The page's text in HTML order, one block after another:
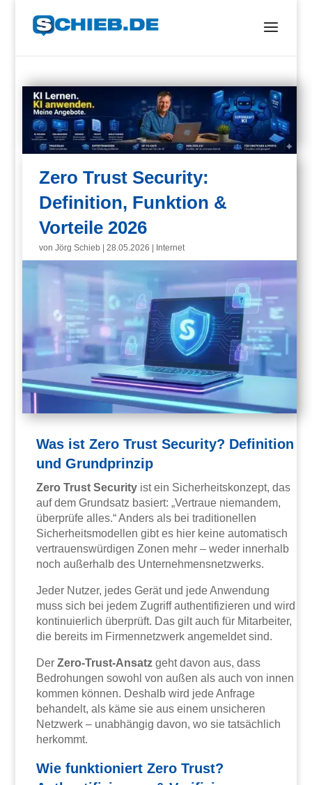
Zero Trust Security:
Definition, Funktion &
Vorteile 2026
vonJörg Schieb |28.05.2026 Internet
Was ist Zero Trust Security? Definition
und Grundprinzip
Zero Trust Security ist ein Sicherheitskonzept, das
auf dem Grundsatz basiert: „Vertraue niemandem,
überprüfe alles.“ Anders als bei traditionellen
Sicherheitsmodellen gibt es hier keine automatisch
vertrauenswürdigen Zonen mehr – weder innerhalb
noch außerhalb des Unternehmensnetzwerks.
Jeder Nutzer, jedes Gerät und jede Anwendung
muss sich bei jedem Zugriff authentifizieren und wird
kontinuierlich überprüft. Das gilt auch für Mitarbeiter,
die bereits im Firmennetzwerk angemeldet sind.
DerZero-Trust-Ansatz geht davon aus, dass
Bedrohungen sowohl von außen als auch von innen
kommen können. Deshalb wird jede Anfrage
behandelt, als käme sie aus einem unsicheren
Netzwerk – unabhängig davon, wo sie tatsächlich
herkommt.
Wie funktioniert Zero Trust?